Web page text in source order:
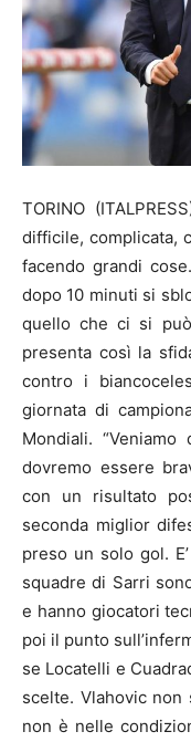
TORINO
difficile, complicata,
facendo grandi
dopo 10 minuti si
quello che ci si può
presenta così la
contro i
giornata di
Mondiali.
dovremo essere
con un risultato
seconda miglior
preso un solo gol.
squadre di Sarri
e hanno giocatori
poi il punto
se Locatelli e
scelte. Vlahovic
non è nelle